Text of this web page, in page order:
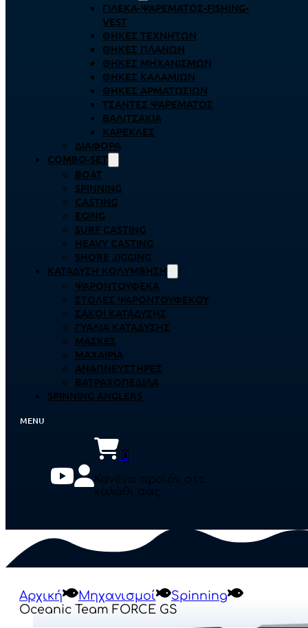
ΓΙΛΈΚΑ-ΨΑΡΈΜΑΤΟΣ-FISHING-
VEST
ΘΉΚΕΣ ΤΕΧΝΗΤΏΝ
ΘΉΚΕΣ ΠΛΆΝΩΝ
ΘΉΚΕΣ ΜΗΧΑΝΙΣΜΏΝ
ΘΉΚΕΣ ΚΑΛΑΜΙΏΝ
ΘΉΚΕΣ ΑΡΜΑΤΩΣΙΏΝ
ΤΣΆΝΤΕΣ ΨΑΡΈΜΑΤΟΣ
ΒΑΛΙΤΣΆΚΙΑ
ΚΑΡΈΚΛΕΣ
ΔΙΆΦΟΡΑ
COMBO-SET
BOAT
SPINNING
CASTING
EGING
SURF CASTING
HEAVY CASTING
SHORE JIGGING
ΚΑΤΆΔΥΣΗ ΚΟΛΎΜΒΗΣΗ
ΨΑΡΟΝΤΟΎΦΕΚΑ
ΣΤΟΛΈΣ ΨΑΡΟΝΤΟΎΦΕΚΟΥ
ΣΆΚΟΙ ΚΑΤΆΔΥΣΗΣ
ΓΥΑΛΙΆ ΚΑΤΆΔΥΣΗΣ
ΜΆΣΚΕΣ
ΜΑΧΑΊΡΙΑ
ΑΝΑΠΝΕΥΣΤΉΡΕΣ
ΒΑΤΡΑΧΟΠΈΔΙΛΑ
SPINNING ANGLERS
0
Κανένα προϊόν στο
καλάθι σας.
Αρχική Μηχανισμοί
Spinning
Oceanic Team FORCE GS